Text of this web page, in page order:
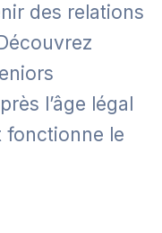
des relations
l’âge légal
fonctionne le